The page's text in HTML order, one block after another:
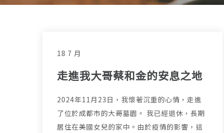
18 7 月
走進我大哥蔡和金的安息之地
2024年11月23日，我懷著沉重的心情，走進
了位於成都市的大哥墓園。 我已經退休，長期
居住在美國女兒的家中。由於疫情的影響，這